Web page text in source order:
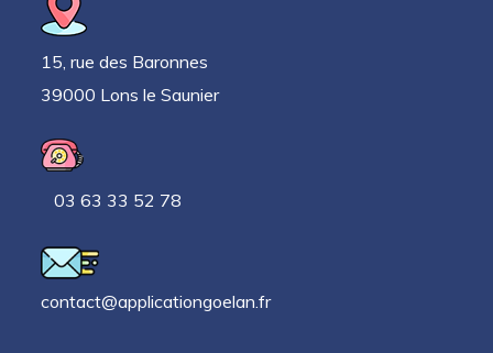
15, rue des Baronnes
39000 Lons le Saunier
03 63 33 52 78
contact@applicationgoelan.fr